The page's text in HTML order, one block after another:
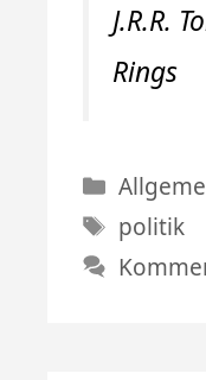
J.R.R.
Rings
politik